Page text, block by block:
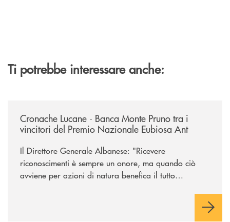
Ti potrebbe interessare anche:
Cronache Lucane - Banca Monte Pruno tra i
vincitori del Premio Nazionale Eubiosa Ant
Il Direttore Generale Albanese: "Ricevere
riconoscimenti è sempre un onore, ma quando ciò
avviene per azioni di natura benefica il tutto